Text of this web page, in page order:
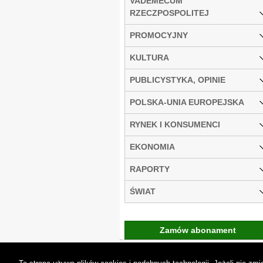
RZECZPOSPOLITEJ
PROMOCYJNY
KULTURA
PUBLICYSTYKA, OPINIE
POLSKA-UNIA EUROPEJSKA
RYNEK I KONSUMENCI
EKONOMIA
RAPORTY
ŚWIAT
Zamów abonament